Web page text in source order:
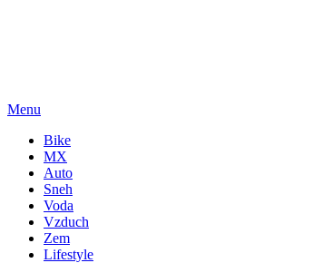
Menu
Bike
MX
Auto
Sneh
Voda
Vzduch
Zem
Lifestyle